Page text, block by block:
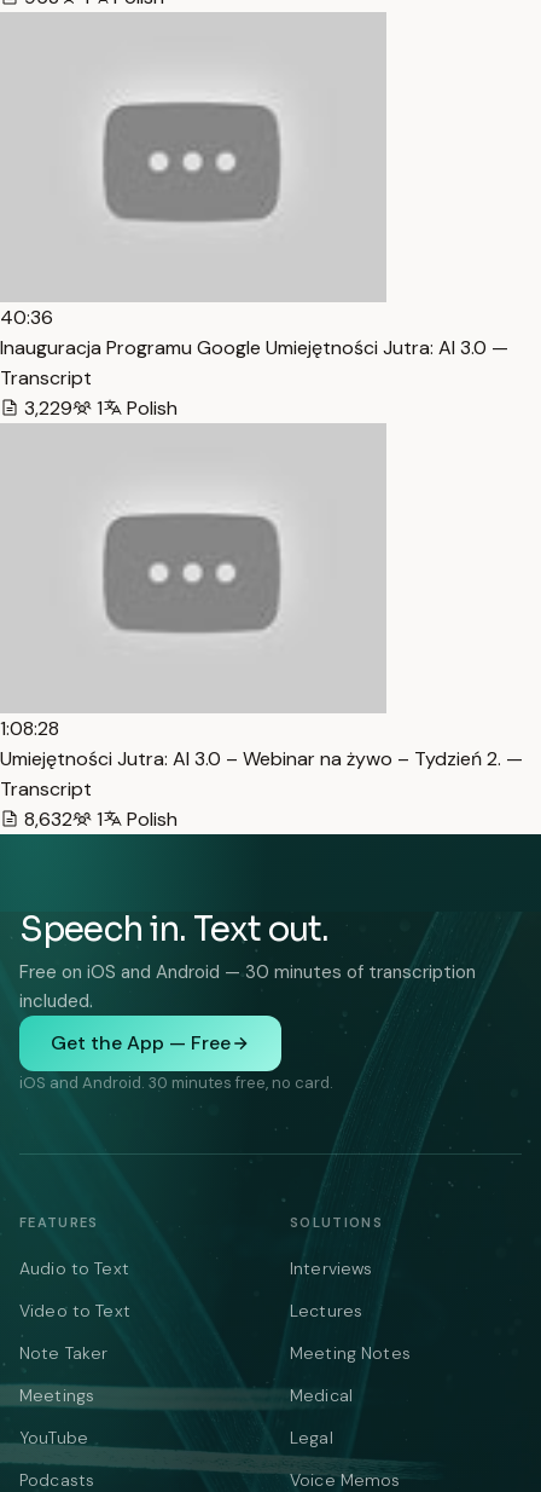
40:36
Inauguracja Programu Google Umiejętności Jutra: AI 3.0 —
Transcript
3,229
1 Polish
1:08:28
Umiejętności Jutra: AI 3.0 – Webinar na żywo – Tydzień 2. —
Transcript
8,632
1 Polish
Speech in. Text out.
Free on iOS and Android — 30 minutes of transcription
included.
Get the App — Free
iOS and Android. 30 minutes free, no card.
FEATURES
Audio to Text
Video to Text
Note Taker
Meetings
YouTube
Podcasts
SOLUTIONS
Interviews
Lectures
Meeting Notes
Medical
Legal
Voice Memos